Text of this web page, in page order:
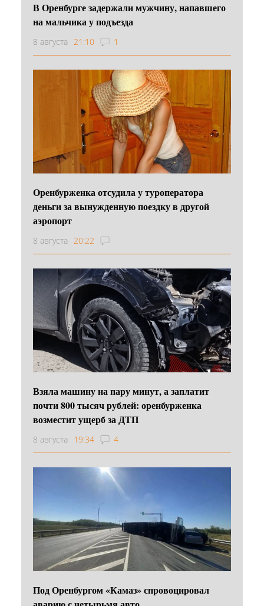
В Оренбурге задержали мужчину, напавшего
на мальчика у подъезда
8 августа 21:10 1
Оренбурженка отсудила у туроператора
деньги за вынужденную поездку в другой
аэропорт
8 августа 20:22
Взяла машину на пару минут, а заплатит
почти 800 тысяч рублей: оренбурженка
возместит ущерб за ДТП
8 августа 19:34 4
Под Оренбургом «Камаз» спровоцировал